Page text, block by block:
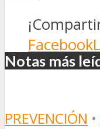
Facebook
Notas más
PREVENCIÓN •